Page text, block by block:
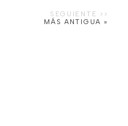
MÁS ANTIGUA »